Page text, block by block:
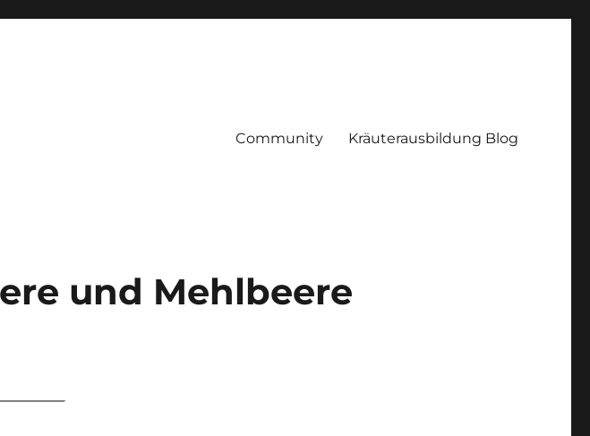
Community Kräuterausbildung Blog
und Mehlbeere